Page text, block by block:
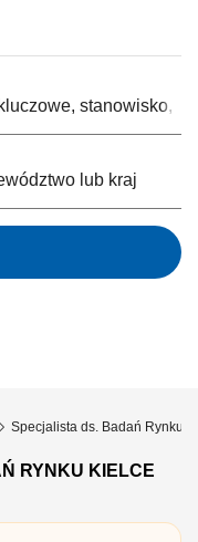
Specjalista ds. Badań Rynku
RYNKU KIELCE